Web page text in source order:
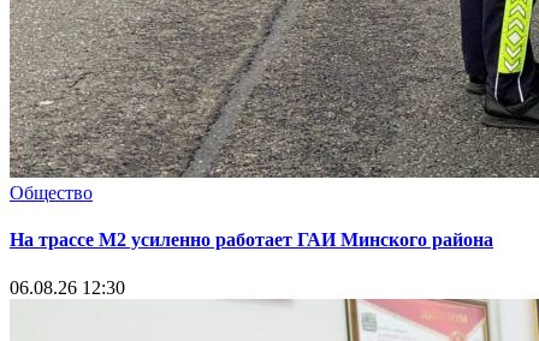
Общество
На трассе М2 усиленно работает ГАИ Минского района
06.08.26 12:30